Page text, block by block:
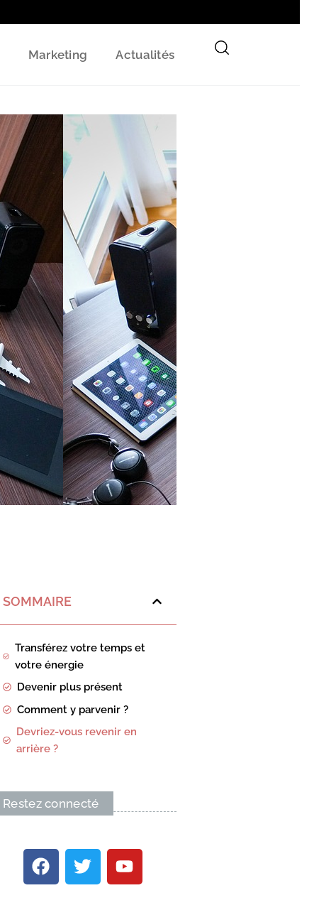
Marketing Actualités
SOMMAIRE
Transférez votre temps et
votre énergie
Devenir plus présent
Comment y parvenir ?
Devriez-vous revenir en
arrière ?
Restez connecté